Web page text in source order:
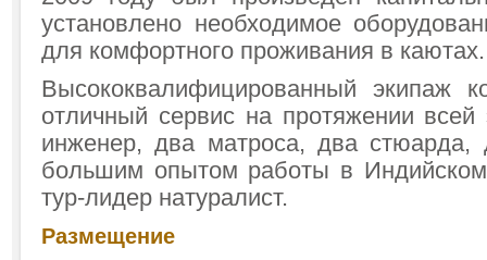
установлено необходимое
для комфортного проживания в каютах.
Высококвалифицированный экипаж
отличный сервис на протяжении всей
инженер, два матроса, два стюарда,
большим опытом работы в
тур-лидер натуралист.
Размещение